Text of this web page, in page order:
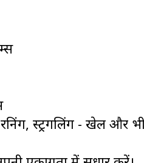
रनिंग, स्ट्रगलिंग - खेल और